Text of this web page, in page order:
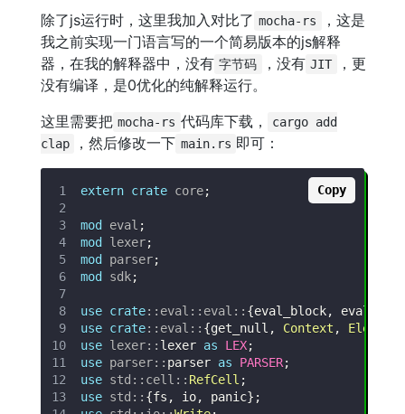
除了js运行时，这里我加入对比了 mocha-rs
，这是
我之前实现一门语言写的一个简易版本的js解释
器，在我的解释器中，没有 字节码 ，没有 JIT
，更
没有编译，是0优化的纯解释运行。
这里需要把 mocha-rs 代码库下载，
cargo add
clap
，然后修改一下 main.rs 即可：
extern crate core;
mod eval ;
mod
lexer;
mod
parser;
mod
sdk;
use crate:: eval :: eval :: {eval_block,
use crate:: eval :: {get_null , Context , Element
use lexer:: lexer as LEX;
use parser:: parser as PARSER;
use std :: cell :: RefCell ;
use std :: {fs , io, panic} ;
Copy